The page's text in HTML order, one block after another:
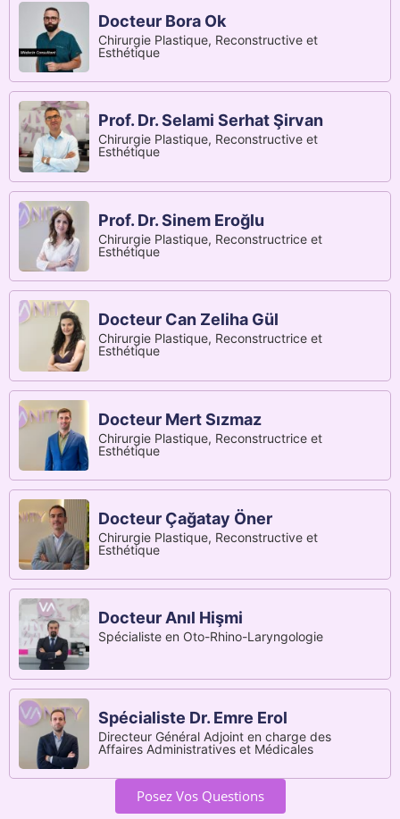
Docteur Bora Ok
Chirurgie Plastique, Reconstructive et
Esthétique
Prof. Dr. Selami Serhat Şirvan
Chirurgie Plastique, Reconstructive et
Esthétique
Prof. Dr. Sinem Eroğlu
Chirurgie Plastique, Reconstructrice et
Esthétique
Docteur Can Zeliha Gül
Chirurgie Plastique, Reconstructrice et
Esthétique
Docteur Mert Sızmaz
Chirurgie Plastique, Reconstructrice et
Esthétique
Docteur Çağatay Öner
Chirurgie Plastique, Reconstructive et
Esthétique
Docteur Anıl Hişmi
Spécialiste en Oto-Rhino-Laryngologie
Spécialiste Dr. Emre Erol
Directeur Général Adjoint en charge des
Affaires Administratives et Médicales
Posez Vos Questions